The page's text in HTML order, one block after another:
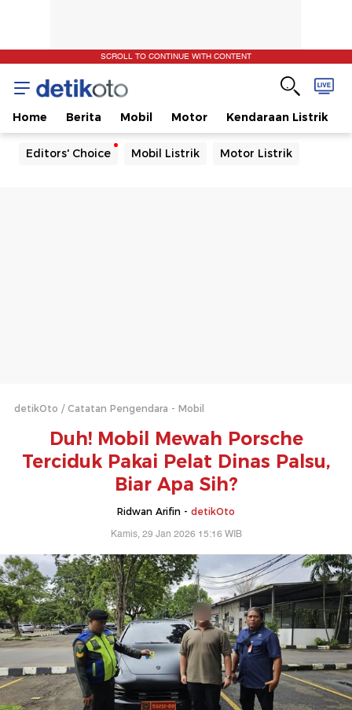
SCROLL TO CONTINUE WITH CONTENT
Home Berita Mobil Motor Kendaraan Listrik
Editors' Choice Mobil Listrik Motor Listrik
detikOto Catatan Pengendara - Mobil
Duh! Mobil Mewah Porsche
Terciduk Pakai Pelat Dinas Palsu,
Biar Apa Sih?
Ridwan Arifin - detikOto
Kamis, 29 Jan 2026 15:16 WIB